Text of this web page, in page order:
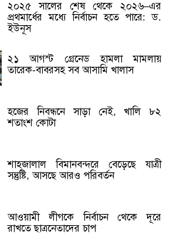
২০২৫ সালের শেষ থেকে ২০২৬–এর
প্রথমার্ধের মধ্যে নির্বাচন হতে পারে: ড.
ইউনূস
২১ আগস্ট গ্রেনেড হামলা মামলায়
তারেক-বাবরসহ সব আসামি খালাস
হজের নিবন্ধনে সাড়া নেই, খালি ৮২
শতাংশ কোটা
শাহজালাল বিমানবন্দরে বেড়েছে যাত্রী
সন্তুষ্টি, আসছে আরও পরিবর্তন
আওয়ামী লীগকে নির্বাচন থেকে দূরে
রাখতে ছাত্রনেতাদের চাপ